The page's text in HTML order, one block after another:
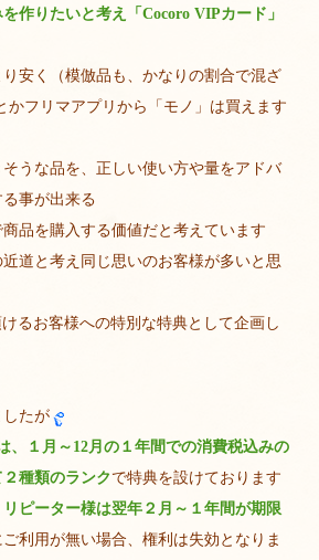
作りたいと考え「Cocoro VIPカード」
安く（模倣品も、かなりの割合で混ざ
かフリマアプリから「モノ」は買えます
うな品を、正しい使い方や量をアドバ
事が出来る
品を購入する価値だと考えています
道と考え同じ思いのお客様が多いと思
るお客様への特別な特典として企画し
たが
、１月～12月の１年間での消費税込みの
種類のランク で特典を設けております
ピーター様は翌年２月～１年間が期限
利用が無い場合、権利は失効となりま